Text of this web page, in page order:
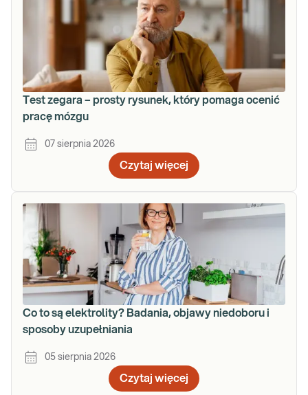
Test zegara – prosty rysunek, który pomaga ocenić
pracę mózgu
07 sierpnia 2026
Czytaj więcej
Co to są elektrolity? Badania, objawy niedoboru i
sposoby uzupełniania
05 sierpnia 2026
Czytaj więcej